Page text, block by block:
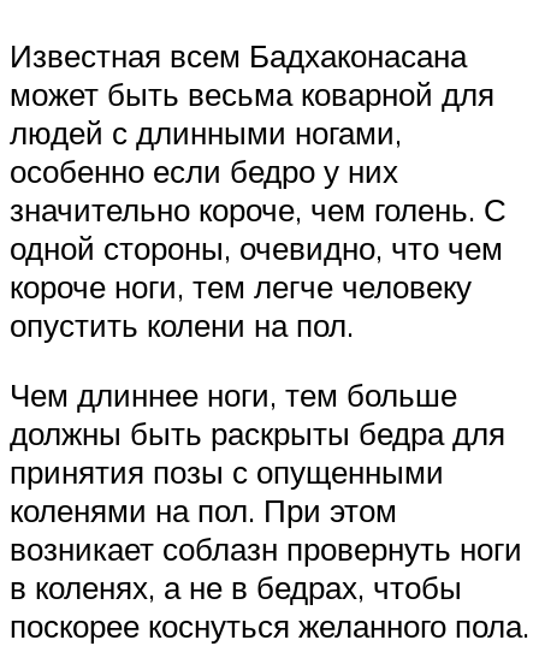
Известная всем Бадхаконасана
может быть весьма коварной для
людей с длинными ногами,
особенно если бедро у них
значительно короче, чем голень. С
одной стороны, очевидно, что чем
короче ноги, тем легче человеку
опустить колени на пол.
Чем длиннее ноги, тем больше
должны быть раскрыты бедра для
принятия позы с опущенными
коленями на пол. При этом
возникает соблазн провернуть ноги
в коленях, а не в бедрах, чтобы
поскорее коснуться желанного пола.